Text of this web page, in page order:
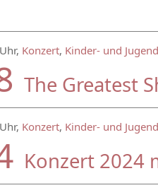
Konzert, Kinder- und
The Greatest
Konzert, Kinder- und
Konzert 2024